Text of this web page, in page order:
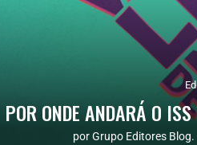
POR ONDE ANDARÁ O
porGrupo Editores Blog.